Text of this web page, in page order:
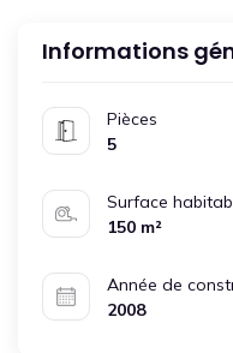
Informations
Pièces
5
Surface
150 m²
Année de
2008